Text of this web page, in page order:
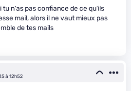
n'as pas confiance de ce qu'ils
mail, alors il ne vaut mieux pas
de tes mails
à 12h52